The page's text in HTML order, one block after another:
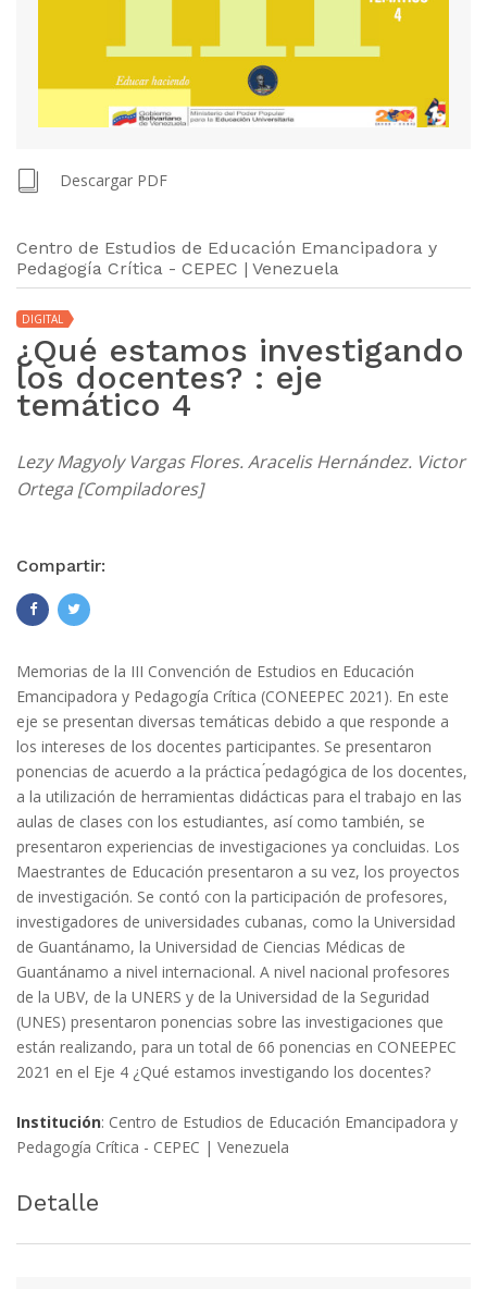
Descargar PDF
Centro de Estudios de Educación Emancipadora y
Pedagogía Crítica - CEPEC | Venezuela
DIGITAL
¿Qué estamos investigando
los docentes? : eje
temático 4
Lezy Magyoly Vargas Flores. Aracelis Hernández. Victor
Ortega [Compiladores]
Compartir:
Memorias de la III Convención de Estudios en Educación
Emancipadora y Pedagogía Crítica (CONEEPEC 2021). En este
eje se presentan diversas temáticas debido a que responde a
los intereses de los docentes participantes. Se presentaron
ponencias de acuerdo a la práctica ́pedagógica de los docentes,
a la utilización de herramientas didácticas para el trabajo en las
aulas de clases con los estudiantes, así como también, se
presentaron experiencias de investigaciones ya concluidas. Los
Maestrantes de Educación presentaron a su vez, los proyectos
de investigación. Se contó con la participación de profesores,
investigadores de universidades cubanas, como la Universidad
de Guantánamo, la Universidad de Ciencias Médicas de
Guantánamo a nivel internacional. A nivel nacional profesores
de la UBV, de la UNERS y de la Universidad de la Seguridad
(UNES) presentaron ponencias sobre las investigaciones que
están realizando, para un total de 66 ponencias en CONEEPEC
2021 en el Eje 4 ¿Qué estamos investigando los docentes?
Institución: Centro de Estudios de Educación Emancipadora y
Pedagogía Crítica - CEPEC | Venezuela
Detalle